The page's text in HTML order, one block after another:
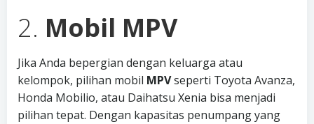
2. Mobil MPV
Jika Anda bepergian dengan keluarga atau
kelompok, pilihan mobil MPVseperti Toyota Avanza,
Honda Mobilio, atau Daihatsu Xenia bisa menjadi
pilihan tepat. Dengan kapasitas penumpang yang